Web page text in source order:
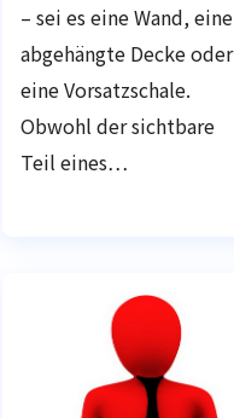
– sei es eine Wand, eine
abgehängte Decke oder
eine Vorsatzschale.
Obwohl der sichtbare
Teil eines…